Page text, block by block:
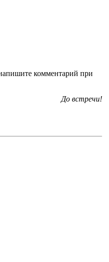
комментарий при
До встречи!